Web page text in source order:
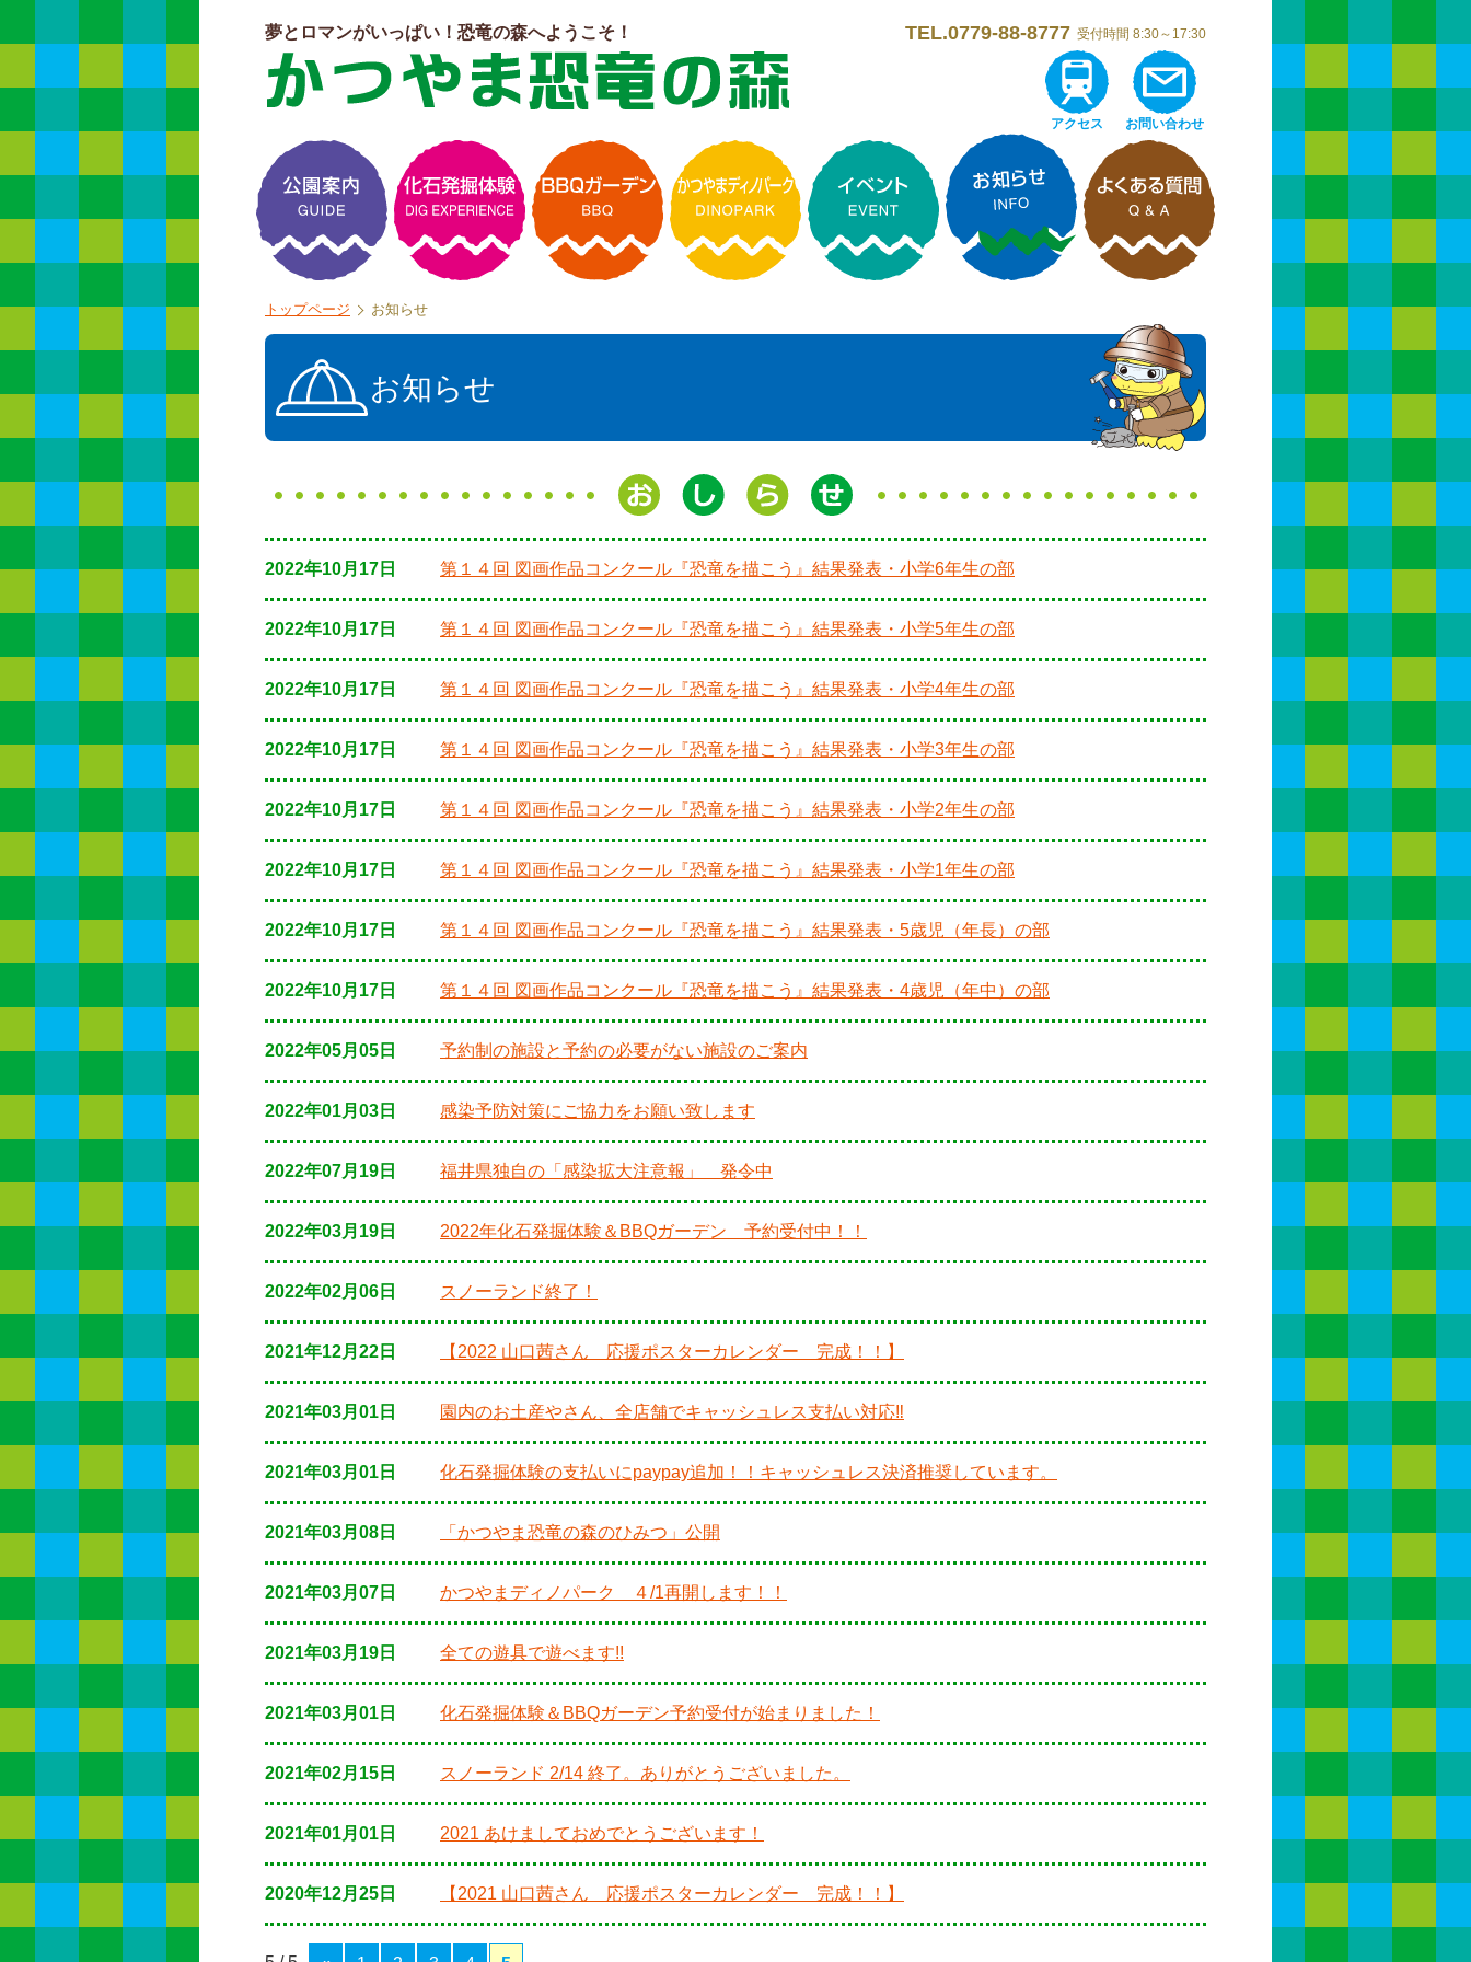
夢とロマンがいっぱい！恐竜の森へようこそ！ TEL.0779-88-8777 受付時間 8:30～17:30
アクセス お問い合わせ
トップページ お知らせ
お知らせ
2022年10月17日 第１４回 図画作品コンクール『恐竜を描こう』結果発表・小学6年生の部
2022年10月17日 第１４回 図画作品コンクール『恐竜を描こう』結果発表・小学5年生の部
2022年10月17日 第１４回 図画作品コンクール『恐竜を描こう』結果発表・小学4年生の部
2022年10月17日 第１４回 図画作品コンクール『恐竜を描こう』結果発表・小学3年生の部
2022年10月17日 第１４回 図画作品コンクール『恐竜を描こう』結果発表・小学2年生の部
2022年10月17日 第１４回 図画作品コンクール『恐竜を描こう』結果発表・小学1年生の部
2022年10月17日 第１４回 図画作品コンクール『恐竜を描こう』結果発表・5歳児（年長）の部
2022年10月17日 第１４回 図画作品コンクール『恐竜を描こう』結果発表・4歳児（年中）の部
2022年05月05日 予約制の施設と予約の必要がない施設のご案内
2022年01月03日 感染予防対策にご協力をお願い致します
2022年07月19日 福井県独自の「感染拡大注意報」 発令中
2022年03月19日 2022年化石発掘体験＆BBQガーデン 予約受付中！！
2022年02月06日 スノーランド終了！
2021年12月22日 【2022 山口茜さん 応援ポスターカレンダー 完成！！】
2021年03月01日 園内のお土産やさん、全店舗でキャッシュレス支払い対応‼
2021年03月01日 化石発掘体験の支払いにpaypay追加！！キャッシュレス決済推奨しています。
2021年03月08日 「かつやま恐竜の森のひみつ」公開
2021年03月07日 かつやまディノパーク ４/1再開します！！
2021年03月19日 全ての遊具で遊べます!!
2021年03月01日 化石発掘体験＆BBQガーデン予約受付が始まりました！
2021年02月15日 スノーランド 2/14 終了。ありがとうございました。
2021年01月01日 2021 あけましておめでとうございます！
2020年12月25日 【2021 山口茜さん 応援ポスターカレンダー 完成！！】